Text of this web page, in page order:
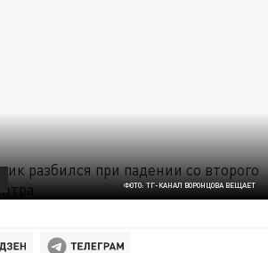
ФОТО: ТГ-КАНАЛ ВОРОНЦОВА ВЕЩАЕТ